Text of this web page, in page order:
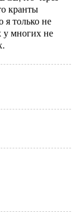
кранты
только не
многих не